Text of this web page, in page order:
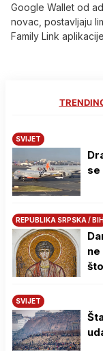
Google Wallet od
novac, postavljaju
Family Link
SVIJET
se
REPUBLIKA SRPSKA /
SVIJET